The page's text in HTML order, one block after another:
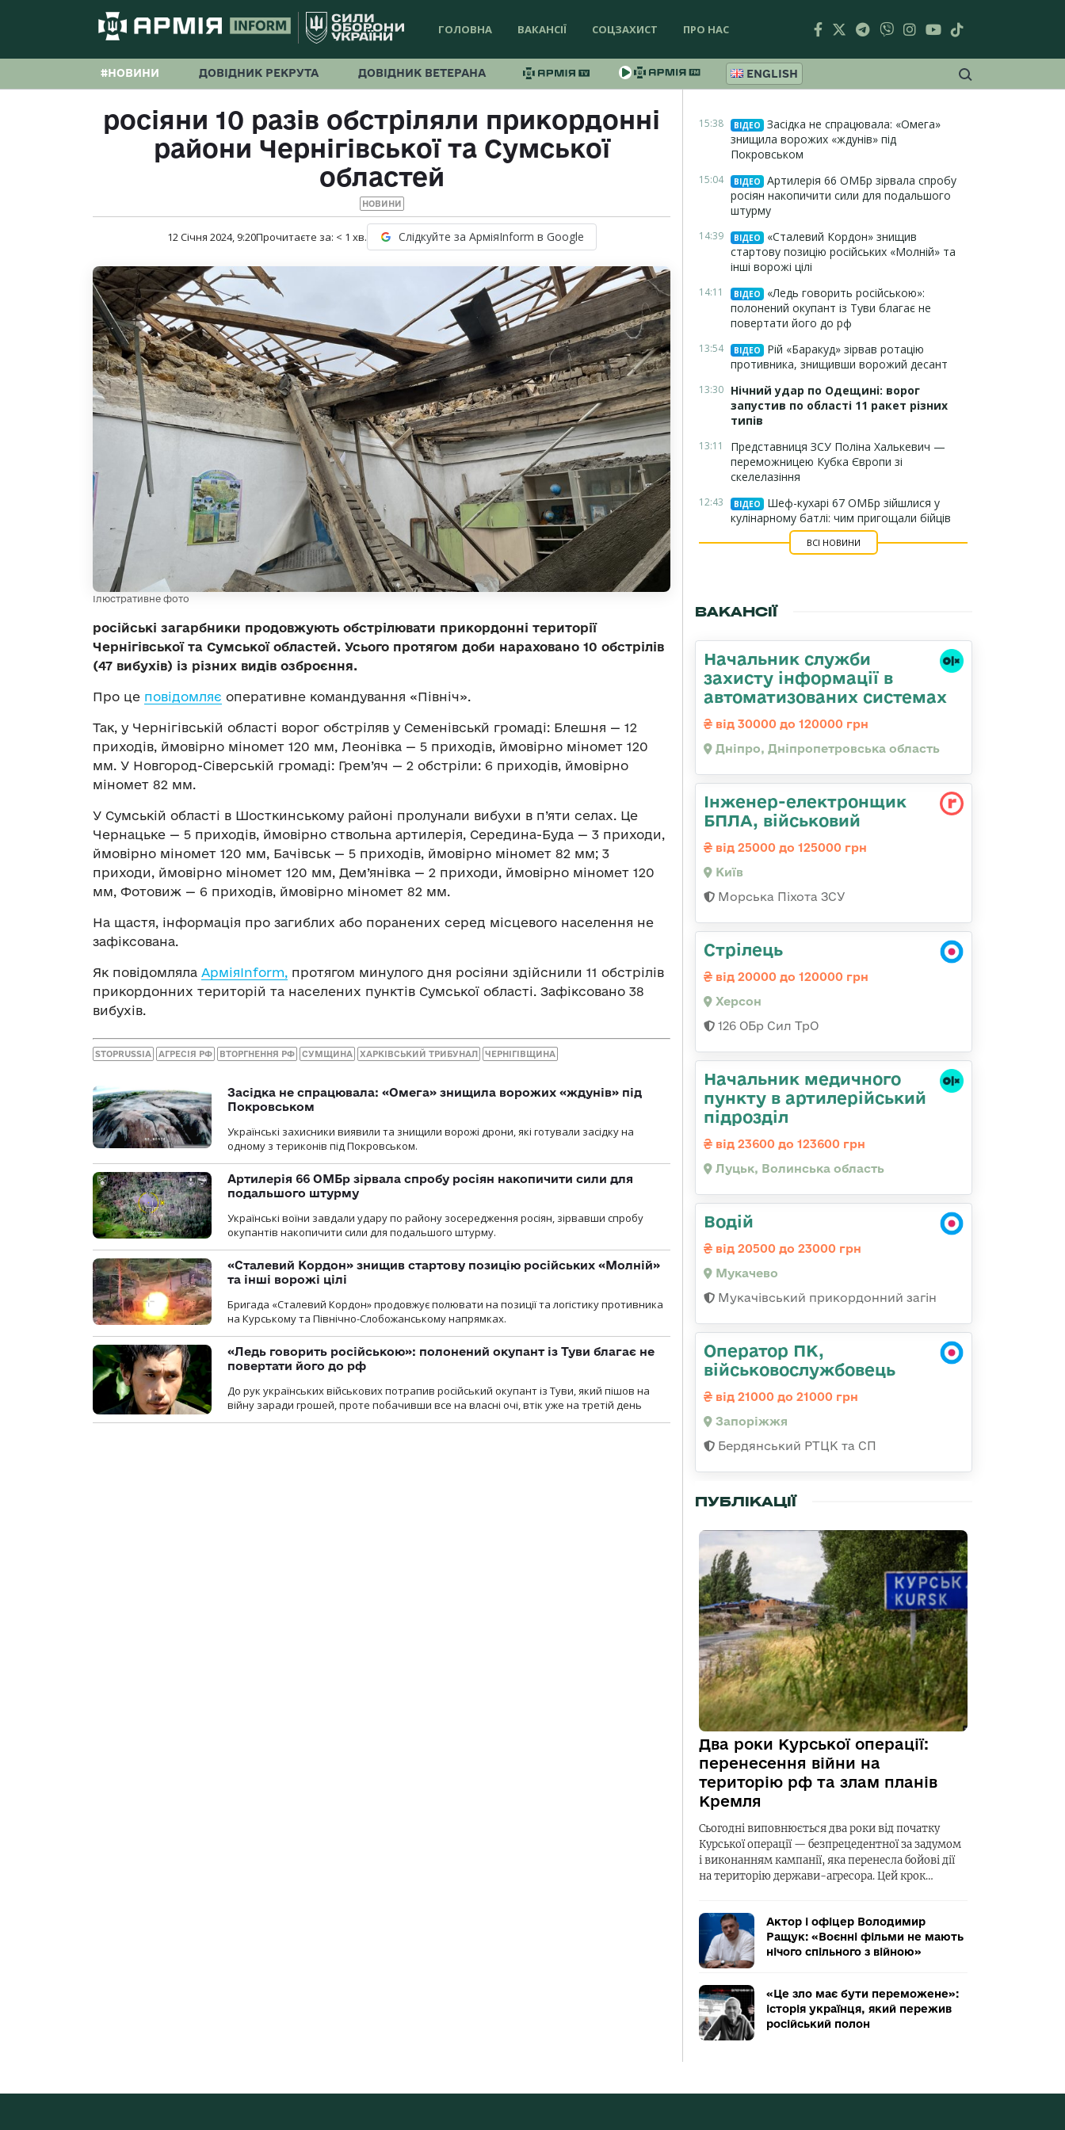
ГОЛОВНА ВАКАНСІЇ СОЦЗАХИСТ ПРО НАС
#НОВИНИ ДОВІДНИК РЕКРУТА ДОВІДНИК ВЕТЕРАНА ENGLISH
росіяни 10 разів обстріляли прикордонні
райони Чернігівської та Сумської
областей
НОВИНИ
12 Січня 2024, 9:20Прочитаєте за: < 1 хв. Слідкуйте за АрміяInform в Google
Ілюстративне фото
російські загарбники продовжують обстрілювати прикордонні території
Чернігівської та Сумської областей. Усього протягом доби нараховано 10 обстрілів
(47 вибухів) із різних видів озброєння.
Про це повідомляє оперативне командування «Північ».
Так, у Чернігівській області ворог обстріляв у Семенівськй громаді: Блешня — 12
приходів, ймовірно міномет 120 мм, Леонівка — 5 приходів, ймовірно міномет 120
мм. У Новгород-Сіверській громаді: Грем’яч — 2 обстріли: 6 приходів, ймовірно
міномет 82 мм.
У Сумській області в Шосткинському районі пролунали вибухи в п’яти селах. Це
Чернацьке — 5 приходів, ймовірно ствольна артилерія, Середина-Буда — 3 приходи,
ймовірно міномет 120 мм, Бачівськ — 5 приходів, ймовірно міномет 82 мм; 3
приходи, ймовірно міномет 120 мм, Дем’янівка — 2 приходи, ймовірно міномет 120
мм, Фотовиж — 6 приходів, ймовірно міномет 82 мм.
На щастя, інформація про загиблих або поранених серед місцевого населення не
зафіксована.
Як повідомляла АрміяInform,
протягом минулого дня росіяни здійснили 11 обстрілів
прикордонних територій та населених пунктів Сумської області. Зафіксовано 38
вибухів.
STOPRUSSIA АГРЕСІЯ РФ ВТОРГНЕННЯ РФ СУМЩИНА ХАРКІВСЬКИЙ ТРИБУНАЛ ЧЕРНІГІВЩИНА
Засідка не спрацювала: «Омега» знищила ворожих «ждунів» під
Покровськом
Українські захисники виявили та знищили ворожі дрони, які готували засідку на
одному з териконів під Покровськом.
Артилерія 66 ОМБр зірвала спробу росіян накопичити сили для
подальшого штурму
Українські воїни завдали удару по району зосередження росіян, зірвавши спробу
окупантів накопичити сили для подальшого штурму.
«Сталевий Кордон» знищив стартову позицію російських «Молній»
та інші ворожі цілі
Бригада «Сталевий Кордон» продовжує полювати на позиції та логістику противника
на Курському та Північно-Слобожанському напрямках.
«Ледь говорить російською»: полонений окупант із Туви благає не
повертати його до рф
До рук українських військових потрапив російський окупант із Туви, який пішов на
війну заради грошей, проте побачивши все на власні очі, втік уже на третій день
15:38 ВІДЕО
Засідка не спрацювала: «Омега»
знищила ворожих «ждунів» під
Покровськом
15:04 ВІДЕО
Артилерія 66 ОМБр зірвала спробу
росіян накопичити сили для подальшого
штурму
14:39 ВІДЕО
«Сталевий Кордон» знищив
стартову позицію російських «Молній» та
інші ворожі цілі
14:11 ВІДЕО
«Ледь говорить російською»:
полонений окупант із Туви благає не
повертати його до рф
13:54 ВІДЕО
Рій «Баракуд» зірвав ротацію
противника, знищивши ворожий десант
13:30 Нічний удар по Одещині: ворог
запустив по області 11 ракет різних
типів
13:11
Представниця ЗСУ Поліна Халькевич —
переможницею Кубка Європи зі
скелелазіння
12:43 ВІДЕО
Шеф-кухарі 67 ОМБр зійшлися у
кулінарному батлі: чим пригощали бійців
ВСІ НОВИНИ
ВАКАНСІЇ
Начальник служби
захисту інформації в
автоматизованих системах
від 30000 до 120000 грн
Дніпро, Дніпропетровська область
Інженер-електронщик
БПЛА, військовий
від 25000 до 125000 грн
Київ
Морська Піхота ЗСУ
Стрілець
від 20000 до 120000 грн
Херсон
126 ОБр Сил ТрО
Начальник медичного
пункту в артилерійський
підрозділ
від 23600 до 123600 грн
Луцьк, Волинська область
Водій
від 20500 до 23000 грн
Мукачево
Мукачівський прикордонний загін
Оператор ПК,
військовослужбовець
від 21000 до 21000 грн
Запоріжжя
Бердянський РТЦК та СП
ПУБЛІКАЦІЇ
Два роки Курської операції:
перенесення війни на
територію рф та злам планів
Кремля
Сьогодні виповнюється два роки від початку
Курської операції — безпрецедентної за задумом
і виконанням кампанії, яка перенесла бойові дії
на територію держави-агресора. Цей крок…
Актор і офіцер Володимир
Ращук: «Воєнні фільми не мають
нічого спільного з війною»
«Це зло має бути переможене»:
історія українця, який пережив
російський полон